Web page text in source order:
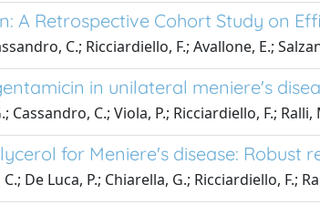
A Retrospective Cohort Study on
C.; Ricciardiello, F.; Avallone, E.;
in unilateral meniere's
C.; Viola, P.; Ricciardiello, F.; Ralli,
for Meniere's disease: Robust
De Luca, P.; Chiarella, G.; Ricciardiello, F.;